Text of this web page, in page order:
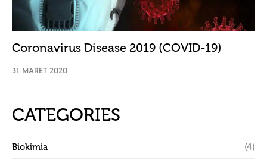
Coronavirus Disease 2019 (COVID-19)
31 MARET 2020
CATEGORIES
Biokimia (4)